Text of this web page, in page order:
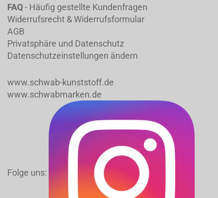
FAQ- Häufig gestellte Kundenfragen
Widerrufsrecht & Widerrufsformular
AGB
Privatsphäre und Datenschutz
Datenschutzeinstellungen ändern
www.schwab-kunststoff.de
www.schwabmarken.de
Folge uns: